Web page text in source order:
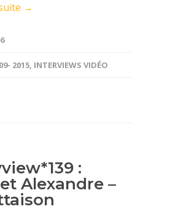
→
2015, INTERVIEWS VIDÉO
:
Alexandre –